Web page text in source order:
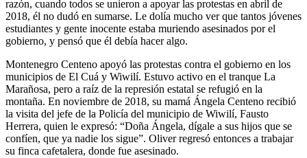
razón, cuando todos se unieron a apoyar las protestas en abril de
2018, él no dudó en sumarse. Le dolía mucho ver que tantos jóvenes
estudiantes y gente inocente estaba muriendo asesinados por el
gobierno, y pensó que él debía hacer algo.
Montenegro Centeno apoyó las protestas contra el gobierno en los
municipios de El Cuá y Wiwilí. Estuvo activo en el tranque La
Marañosa, pero a raíz de la represión estatal se refugió en la
montaña. En noviembre de 2018, su mamá Ángela Centeno recibió
la visita del jefe de la Policía del municipio de Wiwilí, Fausto
Herrera, quien le expresó: “Doña Ángela, dígale a sus hijos que se
confíen, que ya nadie los sigue”. Oliver regresó entonces a trabajar
su finca cafetalera, donde fue asesinado.